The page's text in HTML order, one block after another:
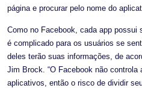
página e procurar pelo nome do
Como no Facebook, cada app possui
é complicado para os usuários se
deles terão suas informações, de
Jim Brock. “O Facebook não
aplicativos, então o risco de dividir